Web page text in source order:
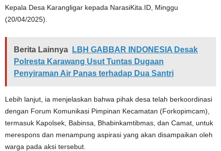
Kepala Desa Karangligar kepada NarasiKita.ID, Minggu
(20/04/2025).
Berita Lainnya
LBH GABBAR INDONESIA Desak
Polresta Karawang Usut Tuntas Dugaan
Penyiraman Air Panas terhadap Dua Santri
Lebih lanjut, ia menjelaskan bahwa pihak desa telah berkoordinasi
dengan Forum Komunikasi Pimpinan Kecamatan (Forkopimcam),
termasuk Kapolsek, Babinsa, Bhabinkamtibmas, dan Camat, untuk
merespons dan menampung aspirasi yang akan disampaikan oleh
warga pada aksi tersebut.